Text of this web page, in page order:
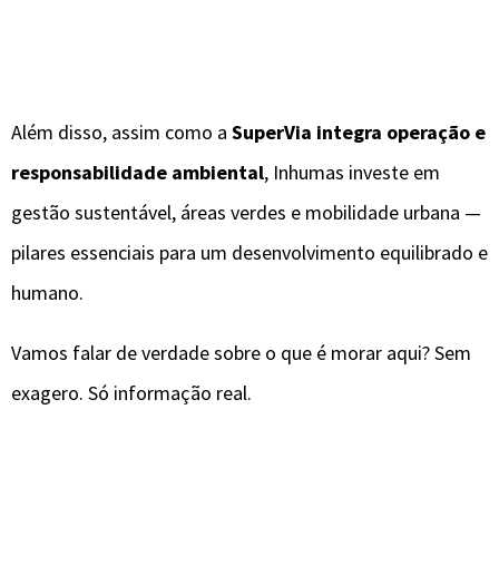
Além disso, assim como a SuperVia integra operação e
responsabilidade ambiental, Inhumas investe em
gestão sustentável, áreas verdes e mobilidade urbana —
pilares essenciais para um desenvolvimento equilibrado e
humano.
Vamos falar de verdade sobre o que é morar aqui? Sem
exagero. Só informação real.